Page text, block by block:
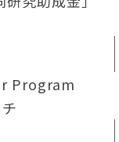
Program